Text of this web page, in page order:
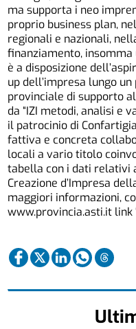
ma supporta i neo
proprio business plan,
regionali e nazionali,
finanziamento,
è a disposizione
up dell’impresa lungo
provinciale di supporto
da “IZI metodi, analisi e
il patrocinio di
fattiva e concreta
locali a vario titolo
tabella con i dati relativi
Creazione d’Impresa
maggiori informazioni,
www.provincia.asti.it link